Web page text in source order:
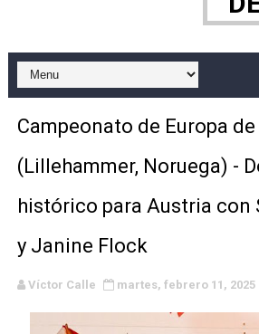
WWE NXT - Myles Borne y
Canadian Football League 2026 -
EFA y AFLE 2026 - Regular season
Campeonato de Europa
(Lillehammer, Noruega) -
histórico para Austria con
y Janine Flock
Víctor Calle martes, febrero 11, 2025